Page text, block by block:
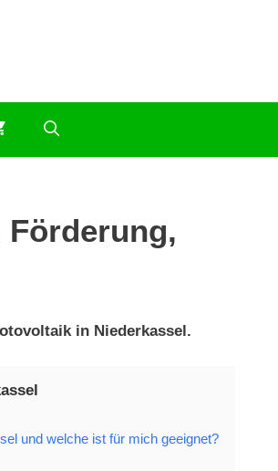
in Niederkassel.
und welche ist für mich geeignet?